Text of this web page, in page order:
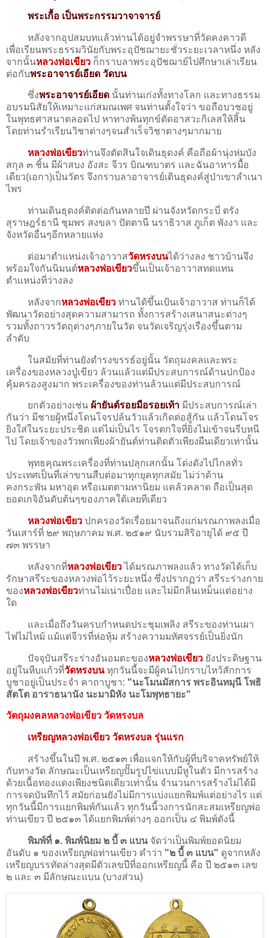
พระเกื้อ เป็นพระกรรมวาจาจารย์
หลังจากอุปสมบทแล้วท่านได้อยู่จำพรรษาที่วัดคงคาวดี
เพื่อเรียนพระธรรมวินัยกับพระอุปัชฌายะชั่วระยะเวลาหนึ่ง หลัง
จากนั้นหลวงพ่อเขียว ก็กราบลาพระอุปัชฌาย์ไปศึกษาเล่าเรียน
ต่อกับพระอาจารย์เอียด วัดบน
ซึ่งพระอาจารย์เอียด นั้นท่านเก่งทั้งทางโลก และทางธรรม
อบรมนิสัยให้เหมาะแก่สมณเพศ จนท่านตั้งใจว่า ขอถือบวชอยู่
ในพุทธศาสนาตลอดไป หาทางพ้นทุกข์ตัดอาสวะกิเลสให้สิ้น
โดยท่านรำเรียนวิชาต่างๆจนสำเร็จวิชาตางๆมากมาย
หลวงพ่อเขียวท่านจึงตัดสินใจเดินธุดงค์ คือถือผ้านุ่งห่มบัง
สกุล ๓ ชิ้น มีผ้าสบง อังสะ จีวร บิณฑบาตร และฉันอาหารมื้อ
เดียว(เอกา)เป็นวัตร จึงกราบลาอาจารย์เดินธุดงค์สู่ป่าเขาลำเนา
ไพร
ท่านเดินธุดงค์ติดต่อกันหลายปี ผ่านจังหวัดกระบี่ ตรัง
สุราษฎร์ธานี ชุมพร สงขลา ปัตตานี นราธิวาส ภูเก็ต พังงา และ
จังหวัดอื่นๆอีกหลายแห่ง
ต่อมาตำแหน่งเจ้าอาวาสวัดหรงบนได้ว่างลง ชาวบ้านจึง
พร้อมใจกันนิมนต์หลวงพ่อเขียวขึ้นเป็นเจ้าอาวาสทดแทน
ตำแหน่งที่ว่างลง
หลังจากหลวงพ่อเขียว ท่านได้ขึ้นเป้นเจ้าอาวาส ท่านก็ได้
พัฒนาวัดอย่างสุดความสามารถ ทั้งการสร้างเสนาสนะต่างๆ
รวมทั้งถาวรวัตถุต่างๆภายในวัด จนวัดเจริญรุ่งเรืองขึ้นตาม
ลำดับ
ในสมัยที่ท่านยังดำรงขรรธ์อยู่นั้น วัตถุมงคลและพระ
เครื่องของหลวงปู่เขียว ล้วนแล้วแต่มีประสบการณ์ด้านปกป้อง
คุ้มครองสูงมาก พระเครื่องของท่านล้วนแต่มีประสบการณ์
ยกตัวอย่างเช่น ผ้ายันต์รอยมือรอยเท้า มีประสบการณ์เล่า
กันว่า มีชายผู้หนึ่งโดนโจรปล้นวัวแล้วเกิดต่อสู้กัน แล้วโดนโจร
ยิงใส่ในระยะประชิด แต่ไม่เป็นไร โจรตกใจที่ยิงไม่เข้าจนรีบหนี
ไป โดยเจ้าของวัวพกเพียงผ้ายันต์ท่านติดตัวเพียงผืนเดียวเท่านั้น
พุทธคุณพระเครื่องที่ท่านปลุกเสกนั้น โด่งดังไปไกลทั่ว
ประเทศเป็นที่เล่าขานสืบต่อมาทุกยุคทุกสมัย ไม่ว่าด้าน
คงกระพัน มหาอุด หรือเมตตามหานิยม แคล้วคลาด ถือเป็นสุด
ยอดเกจิอันดับต้นๆของภาคใต้เลยทีเดียว
หลวงพ่อเขียว ปกครองวัดเรื่อยมาจนถึงแก่มรณภาพลงเมื่อ
วันเสาร์ที่ ๒๙ พฤษภาคม พ.ศ. ๒๕๑๙ นับรวมสิริอายุได้ ๙๕ ปี
๗๓ พรรษา
หลังจากที่หลวงพ่อเขียวได้มรณภาพลงแล้ว ทางวัดได้เก็บ
รักษาสรีระของหลวงพ่อไว้ระยะหนึ่ง ซึ่งปรากฏว่า สรีระร่างกาย
ของหลวงพ่อเขียวท่านไม่เน่าเปื่อย และไม่มีกลิ่นเหม็นแต่อย่าง
ใด
และเมื่อถึงวันครบกำหนดประชุมเพลิง สรีระของท่านเผา
ไฟไม่ไหม้ แม้แต่จีวรที่ห่อหุ้ม สร้างความมหัศจรรย์เป็นยิ่งนัก
ปัจจุบันสรีระร่างอันอมตะของหลวงพ่อเขียว ยังประดิษฐาน
อยู่ในหีบแก้วที่วัดหรงบน ทุกวันนี้จะมีผู้คนไปกราบไหว้สักการ
บูชาอยู่เป็นประจำ คาถาบูชา: "นะโมนมัสการ พระอินทมุนี โพธิ
สัตโต อาราธนานัง นะมามิหัง นะโมพุทธายะ"
วัตถุมงคลหลวงพ่อเขียว วัดหรงบล
เหรียญหลวงพ่อเขียว วัดหรงบล รุ่นแรก
สร้างขึ้นในปี พ.ศ. ๒๕๑๓ เพื่อแจกให้กับผู้ที่บริจาคทรัพย์ให้
กับทางวัด ลักษณะเป็นเหรียญปั๊มรูปไข่แบบมีหูในตัว มีการสร้าง
ด้วยเนื้อทองแดงเพียงชนิดเดียวเท่านั้น จำนวนการสร้างไม่ได้มี
การจดบันทึกไว้ สมัยก่อนยังไม่มีการแบ่งแยกพิมพ์แต่อย่างไร แต่
ทุกวันนี้มีการแยกพิมพ์กันแล้ว ทุกวันนี้วงการนักสะสมเหรียญพ่อ
ท่านเขียว ปี ๒๕๑๓ ได้แยกพิมพ์ต่างๆ ออกเป็น ๔ พิมพ์ดังนี้
พิมพ์ที่ ๑. พิมพ์นิยม ๒ บี้ ๓ แบน จัดว่าเป็นพิมพ์ยอดนิยม
อันดับ ๑ ของเหรียญพ่อท่านเขียว คำว่า "๒ บี้ ๓ แบน" ดูจากหลัง
เหรียญบรรทัดล่างสุดมีตัวเลขปีที่ออกเหรียญนี้ คือ ปี ๒๕๑๓ เลข
๒ และ ๓ มีลักษณะแบน (บางส่วน)